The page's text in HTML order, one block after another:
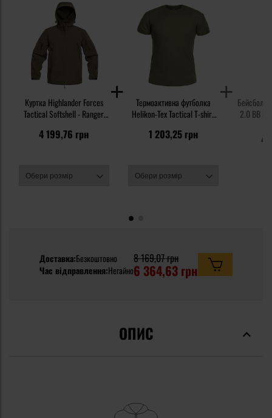
Куртка Highlander Forces
Tactical Softshell - Ranger
4 199,76 грн
Термоактивна футболка
Helikon-Tex Tactical T-shirt
1 203,25 грн
2.0 BB
Доставка:Безкоштовно
Час відправлення:Негайно
8 169,07 грн
6 364,63 грн
ОПИС